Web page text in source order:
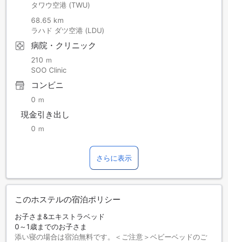
タワウ空港 (TWU)
68.65 km
ラハド ダツ空港 (LDU)
病院・クリニック
210 ｍ
SOO Clinic
コンビニ
0 ｍ
現金引き出し
0 ｍ
さらに表示
このホステルの宿泊ポリシー
お子さま&エキストラベッド
0～1歳までのお子さま
添い寝の場合は宿泊無料です。＜ご注意＞ベビーベッドのご